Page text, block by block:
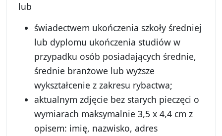
lub
świadectwem ukończenia szkoły średniej
lub dyplomu ukończenia studiów w
przypadku osób posiadających średnie,
średnie branżowe lub wyższe
wykształcenie z zakresu rybactwa;
aktualnym zdjęcie bez starych pieczęci o
wymiarach maksymalnie 3,5 x 4,4 cm z
opisem: imię, nazwisko, adres